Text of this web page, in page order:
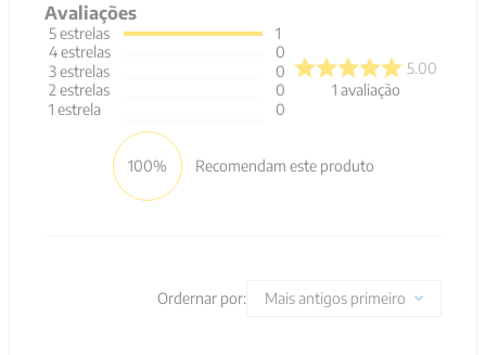
Avaliações
5estrelas
4estrelas
3estrelas
2 estrelas
1 estrela
1
0
0
0
0
5.00
1 avaliação
100% Recomendam este produto
Ordernar por: Mais antigos primeiro